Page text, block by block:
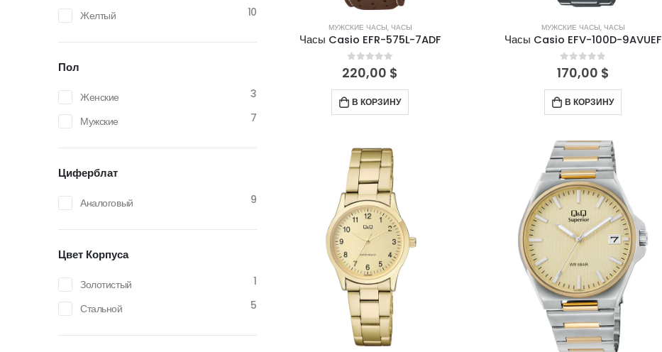
МУЖСКИЕ ЧАСЫ, ЧАСЫ
Часы Casio EFR-575L-7ADF
0out of 5
220,00 $
В КОРЗИНУ
МУЖСКИЕ ЧАСЫ, ЧАСЫ
Часы Casio EFV-100D-9AVUEF
0out of 5
170,00 $
В КОРЗИНУ
Желтый 10
Пол
Женские
3
Мужские
7
Циферблат
Аналоговый 9
Цвет Корпуса
Золотистый
1
Стальной
5